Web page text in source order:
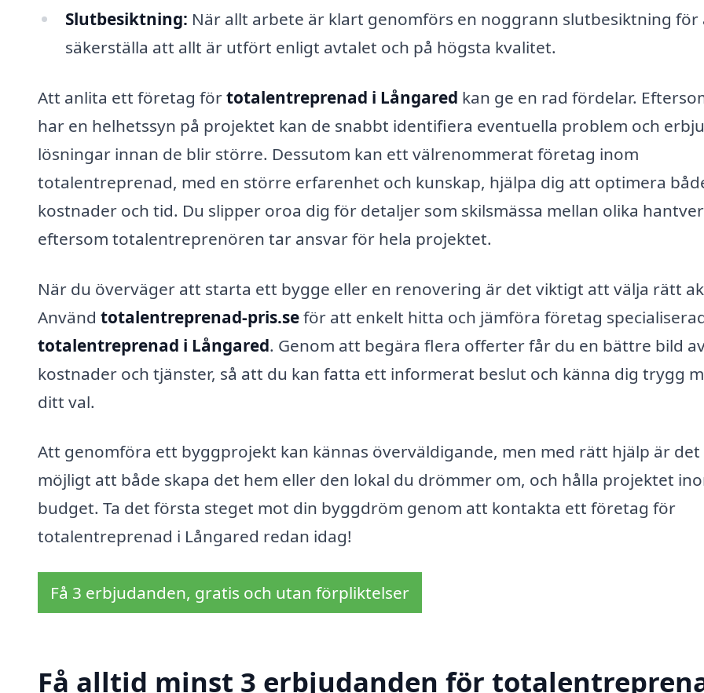
Slutbesiktning: När allt arbete är klart genomförs en noggrann slutbesiktning för
säkerställa att allt är utfört enligt avtalet och på högsta kvalitet.
Att anlita ett företag förtotalentreprenad i Långared kan ge en rad fördelar.
har en helhetssyn på projektet kan de snabbt identifiera eventuella problem och
lösningar innan de blir större. Dessutom kan ett välrenommerat företag inom
totalentreprenad, med en större erfarenhet och kunskap, hjälpa dig att optimera
kostnader och tid. Du slipper oroa dig för detaljer som skilsmässa mellan olika
eftersom totalentreprenören tar ansvar för hela projektet.
När du överväger att starta ett bygge eller en renovering är det viktigt att välja rätt
Använd totalentreprenad-pris.seför att enkelt hitta och jämföra företag
totalentreprenad i Långared. Genom att begära flera offerter får du en bättre bild
kostnader och tjänster, så att du kan fatta ett informerat beslut och känna dig trygg
ditt val.
Att genomföra ett byggprojekt kan kännas överväldigande, men med rätt hjälp är
möjligt att både skapa det hem eller den lokal du drömmer om, och hålla projektet
budget. Ta det första steget mot din byggdröm genom att kontakta ett företag för
totalentreprenad i Långared redan idag!
Få 3 erbjudanden, gratis och utan förpliktelser
Få alltid minst 3 erbjudanden för